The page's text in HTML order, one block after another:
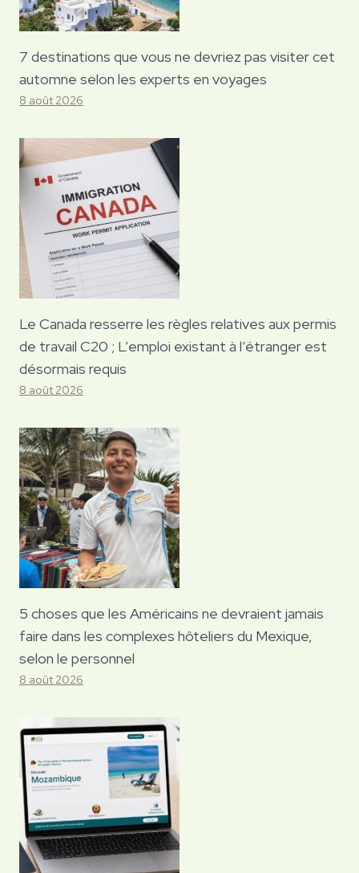
7 destinations que vous ne devriez pas visiter cet
automne selon les experts en voyages
8 août 2026
Le Canada resserre les règles relatives aux permis
de travail C20 ; L’emploi existant à l’étranger est
désormais requis
8 août 2026
5 choses que les Américains ne devraient jamais
faire dans les complexes hôteliers du Mexique,
selon le personnel
8 août 2026